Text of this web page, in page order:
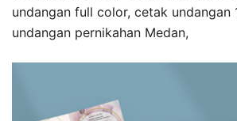
undangan full color, cetak undangan
undangan pernikahan Medan,